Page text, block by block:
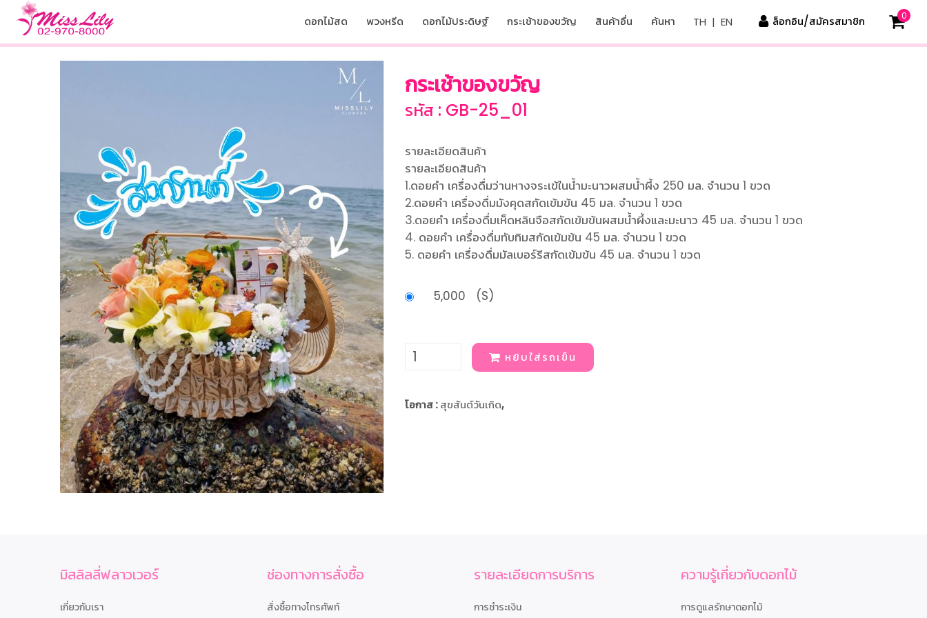
ดอกไม้สด พวงหรีด ดอกไม้ประดิษฐ์ กระเช้าของขวัญ สินค้าอื่น ค้นหา TH | EN ล็อกอิน/สมัครสมาชิก 0
กระเช้าของขวัญ
รหัส : GB-25_01
รายละเอียดสินค้า
รายละเอียดสินค้า
1.ดอยคำ เครื่องดื่มว่านหางจระเข้ในน้ำมะนาวผสมน้ำผึ้ง 250 มล. จำนวน 1 ขวด
2.ดอยคำ เครื่องดื่มมังคุดสกัดเข้มข้น 45 มล. จำนวน 1 ขวด
3.ดอยคำ เครื่องดื่มเห็ดหลินจือสกัดเข้มข้นผสมน้ำผึ้งและมะนาว 45 มล. จำนวน 1 ขวด
4. ดอยคำ เครื่องดื่มทับทิมสกัดเข้มข้น 45 มล. จำนวน 1 ขวด
5. ดอยคำ เครื่องดื่มมัลเบอร์รีสกัดเข้มข้น 45 มล. จำนวน 1 ขวด
5,000 (S)
หยิบใส่รถเข็น
โอกาส :สุขสันต์วันเกิด,
มิสลิลลี่ฟลาวเวอร์
เกี่ยวกับเรา
ช่องทางการสั่งซื้อ
สั่งซื้อทางโทรศัพท์
รายละเอียดการบริการ
การชำระเงิน
ความรู้เกี่ยวกับดอกไม้
การดูแลรักษาดอกไม้